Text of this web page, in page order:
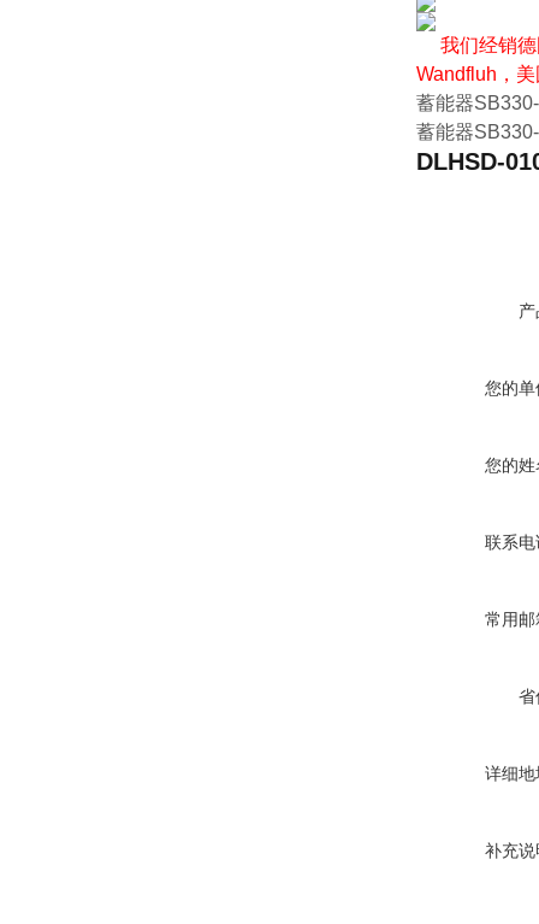
我们经销
Wandfluh，
蓄能器
蓄能器
DLHSD-
您的
您的
联系
常用
省
详细
补充